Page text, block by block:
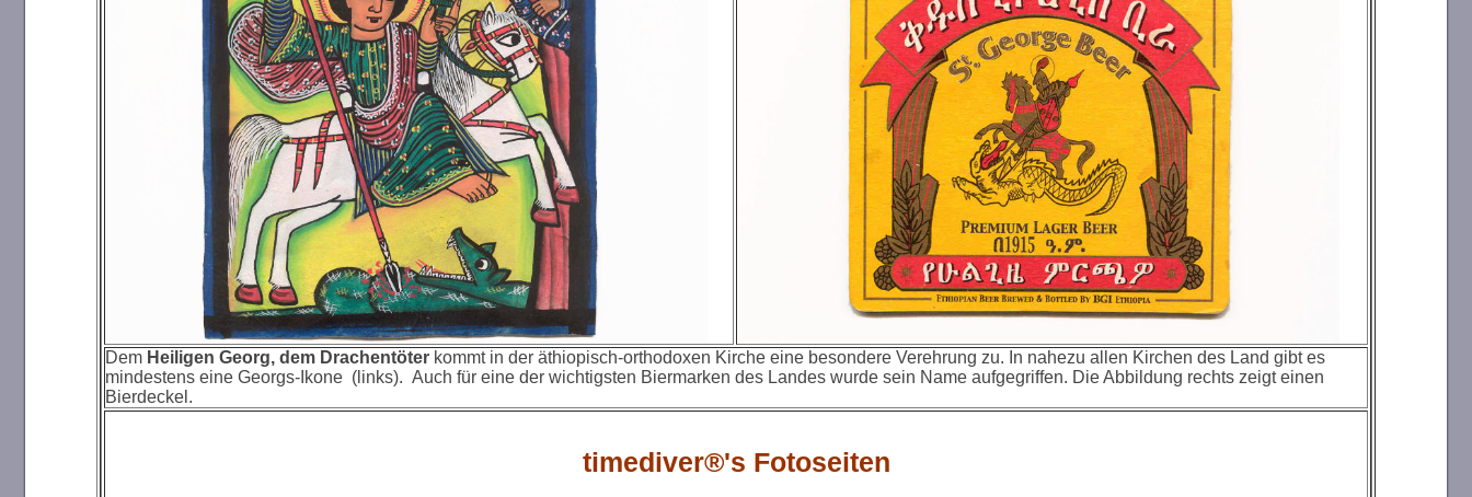
Dem Heiligen Georg, dem Drachentöter kommt in der äthiopisch-orthodoxen Kirche eine besondere Verehrung zu. In nahezu allen Kirchen des Land gibt es
mindestens eine Georgs-Ikone (links). Auch für eine der wichtigsten Biermarken des Landes wurde sein Name aufgegriffen. Die Abbildung rechts zeigt einen
Bierdeckel.
timediver®'s Fotoseiten